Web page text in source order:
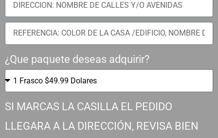
¿Que paquete deseas adquirir?
SI MARCAS LA CASILLA EL PEDIDO
LLEGARA A LA DIRECCIÓN, REVISA BIEN